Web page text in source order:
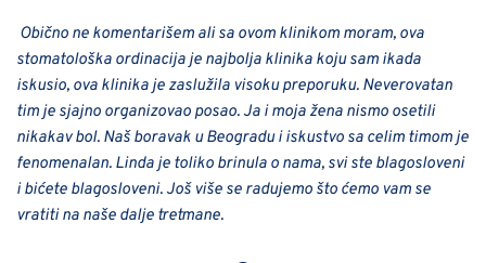
stomatološka ordinacija je najbolja klinika koju sam ikada
iskusio, ova klinika je zaslužila visoku preporuku. Neverovatan
tim je sjajno organizovao posao. Ja i moja žena nismo osetili
nikakav bol. Naš boravak u Beogradu i iskustvo sa celim timom je
fenomenalan. Linda je toliko brinula o nama, svi ste blagosloveni
i bićete blagosloveni. Još više se radujemo što ćemo vam se
vratiti na naše dalje tretmane.